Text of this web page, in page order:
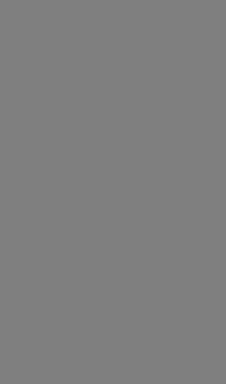
Pithon
| 12.5°
!
produit à partir de raisins à chair
verte ou dorée. Il est apprécié pour
arôme fruité et sa grande variété